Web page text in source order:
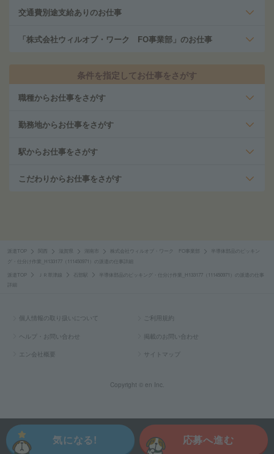
応募へ進む
気になる!
交通費別途支給ありのお仕事
「株式会社ウィルオブ・ワーク FO事業部」のお仕事
条件を指定してお仕事をさがす
職種からお仕事をさがす
勤務地からお仕事をさがす
駅からお仕事をさがす
こだわりからお仕事をさがす
派遣TOP 滋賀県 湖南市 株式会社ウィルオブ・ワーク FO事業部
半導体部品のピッキン
グ・仕分け作業_H133177（111450971）の派遣の仕事詳細
派遣TOP ＪＲ草津線 石部駅
半導体部品のピッキング・仕分け作業_H133177（111450971）の派遣の仕事
詳細
個人情報の取り扱いについて ご利用規約
ヘルプ・お問い合わせ 掲載のお問い合わせ
エン会社概要 サイトマップ
Copyright © en Inc.